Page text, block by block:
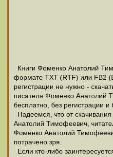
Книги Фоменко Анатолий
формате ТХТ (RTF) или FB2
регистрации не нужно -
писателя Фоменко Анатолий
бесплатно, без регистрации
Надеемся, что от
Анатолий Тимофеевич,
Фоменко Анатолий
потрачено зря.
Если кто-либо